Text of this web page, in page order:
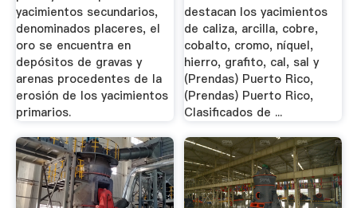
yacimientos secundarios,
denominados placeres, el
oro se encuentra en
depósitos de gravas y
arenas procedentes de la
erosión de los yacimientos
primarios.
destacan los yacimientos
de caliza, arcilla, cobre,
cobalto, cromo, níquel,
hierro, grafito, cal, sal y
(Prendas) Puerto Rico,
(Prendas) Puerto Rico,
Clasificados de ...